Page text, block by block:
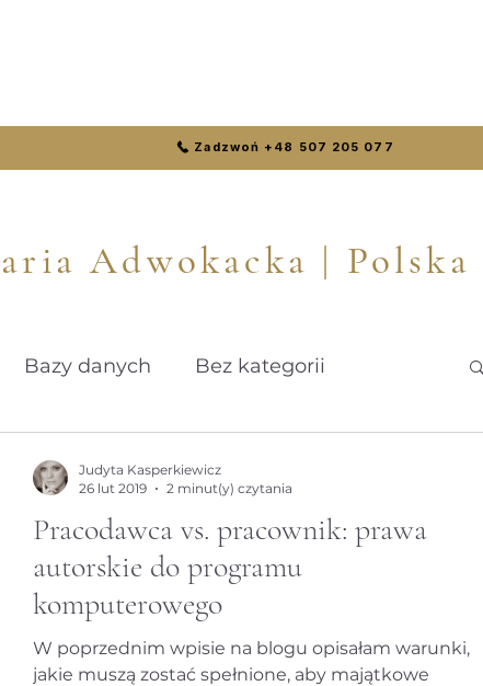
Zadzwoń +48 507 205 077
Adwokacka | Polska
Bazy danych Bez kategorii
dane osobowe
Data protection | Ochrona danych os
Pracodawca vs. pracownik: prawa
autorskie do programu
komputerowego
W poprzednim wpisie na blogu opisałam warunki,
jakie muszą zostać spełnione, aby majątkowe
Judyta Kasperkiewicz
26 lut 2019
2 minut(y) czytania